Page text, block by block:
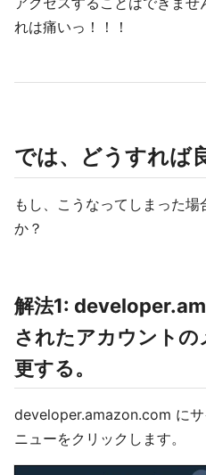
れは痛いっ！！！
では、どうすれば
もし、こうなってしまった
か？
解法1:
されたアカウント
更する。
developer.amazon.com に
ニューをクリックします。